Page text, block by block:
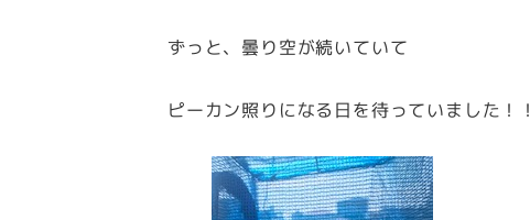
ずっと、曇り空が続いていて
ピーカン照りになる日を待っていました！！